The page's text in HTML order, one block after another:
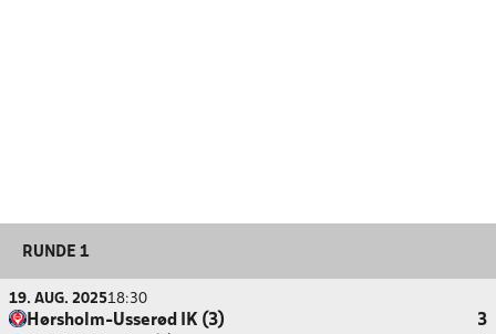
RUNDE 1
19. AUG. 202518:30
Hørsholm-Usserød IK (3)
3